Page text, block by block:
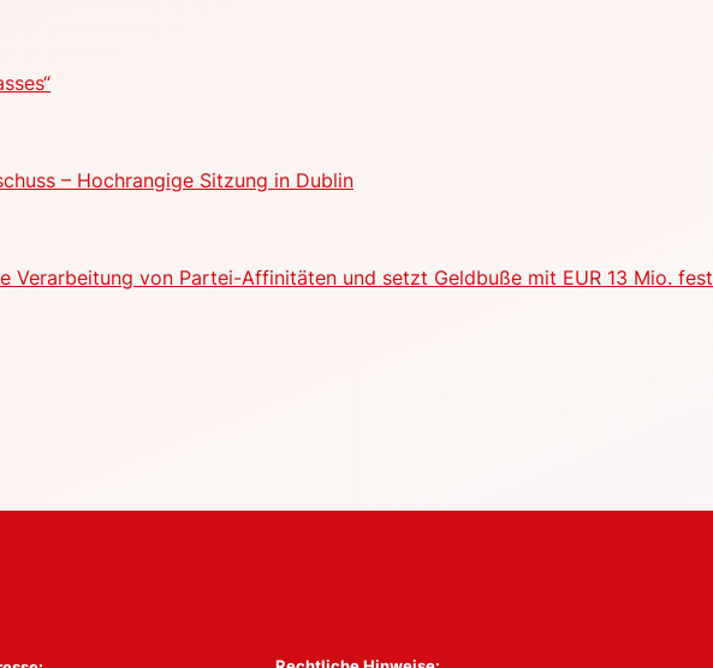
– Hochrangige Sitzung in Dublin
Verarbeitung von Partei-Affinitäten und setzt Geldbuße mit EUR 13 Mio. fest